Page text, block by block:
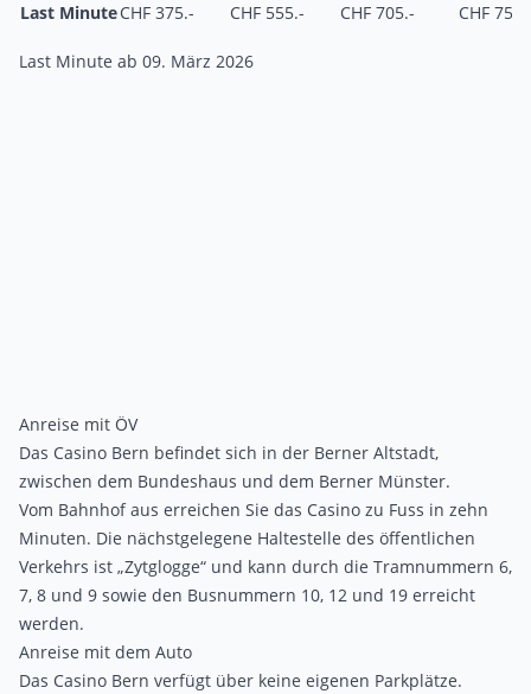
Last MinuteCHF 375.- CHF 555.- CHF 705.- CHF 75.-
Last Minute ab 09. März 2026
Anreise mit ÖV
Das Casino Bern befindet sich in der Berner Altstadt,
zwischen dem Bundeshaus und dem Berner Münster.
Vom Bahnhof aus erreichen Sie das Casino zu Fuss in zehn
Minuten. Die nächstgelegene Haltestelle des öffentlichen
Verkehrs ist „Zytglogge“ und kann durch die Tramnummern 6,
7, 8 und 9 sowie den Busnummern 10, 12 und 19 erreicht
werden.
Anreise mit dem Auto
Das Casino Bern verfügt über keine eigenen Parkplätze.